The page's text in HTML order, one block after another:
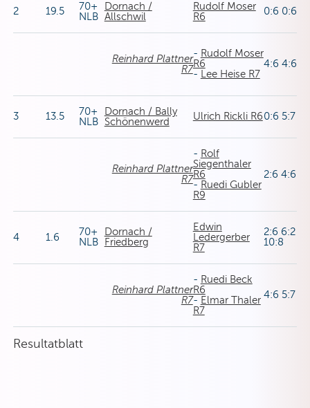
2 19.5
70+
NLB
Dornach /
Allschwil
Rudolf Moser
R6
0:6 0:6
Reinhard Plattner
R7
- Rudolf Moser
R6
-
Lee Heise R7
4:6 4:6
3 13.5
70+
NLB
Dornach / Bally
Schönenwerd
Ulrich Rickli R60:6 5:7
Reinhard Plattner
R7
- Rolf
Siegenthaler
R6
- Ruedi Gubler
R9
2:6 4:6
4 1.6
70+
NLB
Dornach /
Friedberg
Edwin
Ledergerber
R7
2:6 6:2
10:8
Reinhard Plattner
R7
- Ruedi Beck
R6
- Elmar Thaler
R7
4:6 5:7
Resultatblatt